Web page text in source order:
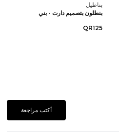
بناطيل
بنطلون بتصميم دارت - بني
QR125
أكتب مراجعة